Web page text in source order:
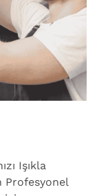
Işıkla
Profesyonel